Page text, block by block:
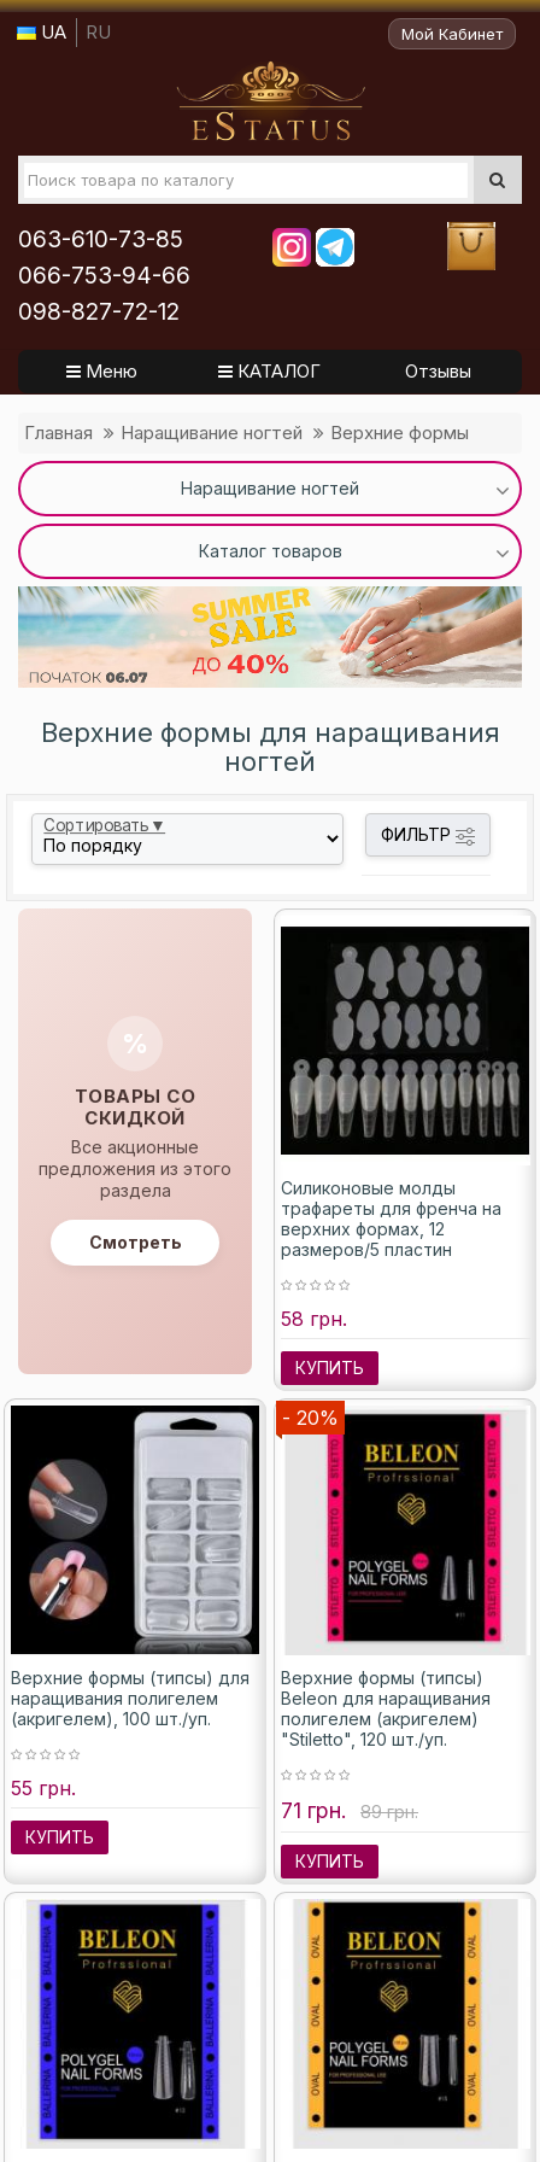
UA RU Мой Кабинет
063-610-73-85
066-753-94-66
098-827-72-12
Меню КАТАЛОГ Отзывы
Главная Наращивание ногтей Верхние формы
Наращивание ногтей
Каталог товаров
Верхние формы для наращивания
ногтей
Сортировать▼ ФИЛЬТР
%
ТОВАРЫ СО
СКИДКОЙ
Все акционные
предложения из этого
раздела
Смотреть
Силиконовые молды
трафареты для френча на
верхних формах, 12
размеров/5 пластин
58 грн.
КУПИТЬ
Верхние формы (типсы) для
наращивания полигелем
(акригелем), 100 шт./уп.
55 грн.
КУПИТЬ
- 20%
Верхние формы (типсы)
Beleon для наращивания
полигелем (акригелем)
"Stiletto", 120 шт./уп.
71 грн. 89 грн.
КУПИТЬ